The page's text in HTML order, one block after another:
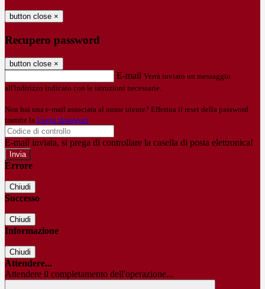
button close ×
Recupero password
button close ×
E-mail Verrà inviato un messaggio
all'indirizzo indicato con le istruzioni necessarie.
Non hai una e-mail associata al nome utente? Effettua il reset della password
tramite la Login Spaggiari
E-mail inviata, si prega di controllare la casella di posta elettronica!
Errore
Chiudi
Successo
Chiudi
Informazione
Chiudi
Attendere...
Attendere il completamento dell'operazione...